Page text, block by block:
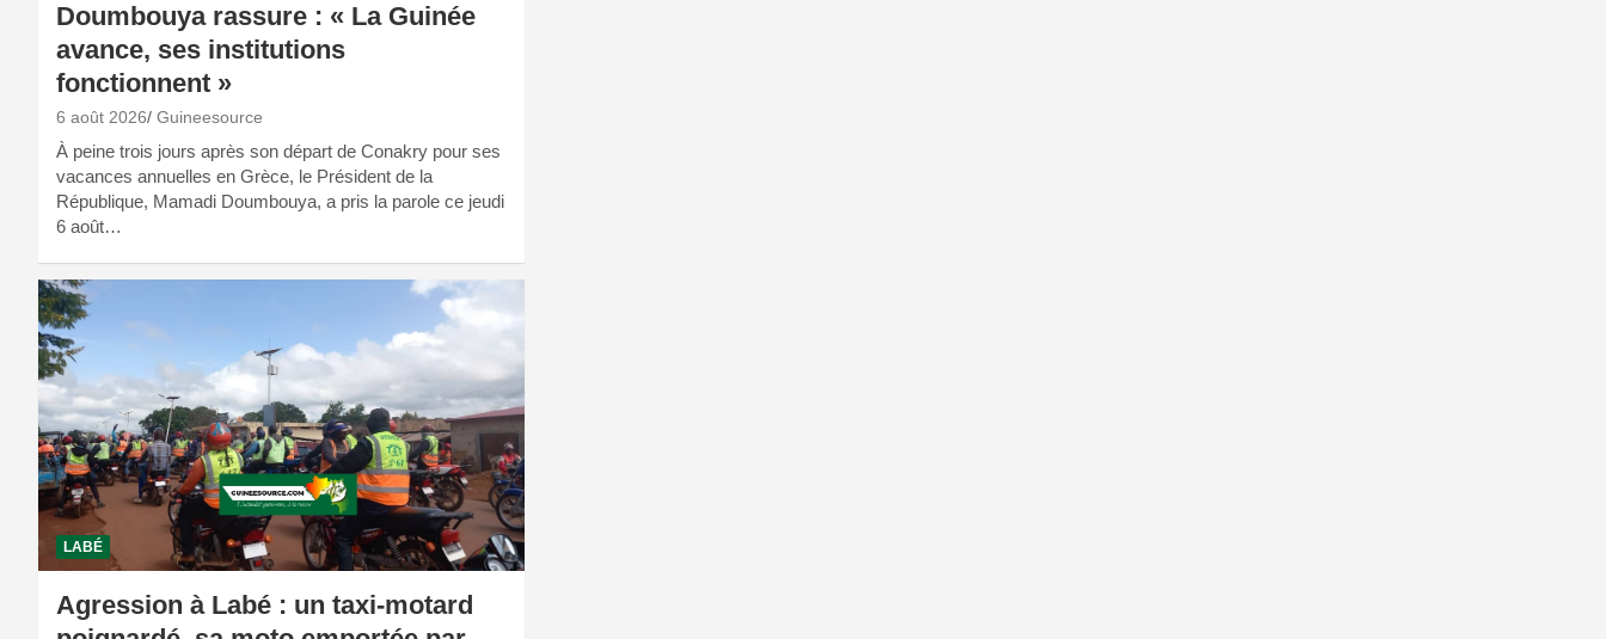
Doumbouya rassure : « La Guinée
avance, ses institutions
fonctionnent »
6 août 2026 Guineesource
À peine trois jours après son départ de Conakry pour ses
vacances annuelles en Grèce, le Président de la
République, Mamadi Doumbouya, a pris la parole ce jeudi
6 août…
LABÉ
Agression à Labé : un taxi-motard